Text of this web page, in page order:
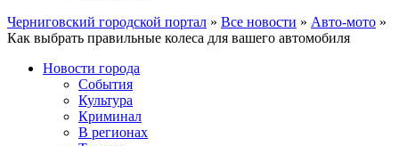
Черниговский городской портал » Все новости » Авто-мото »
Как выбрать правильные колеса для вашего автомобиля
Новости города
События
Культура
Криминал
В регионах